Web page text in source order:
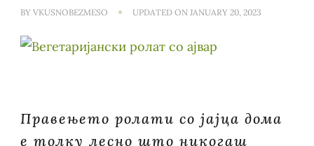
BY VKUSNOBEZMESO UPDATED ON JANUARY 20, 2023
Правењето ролати со јајца дома
е толку лесно што никогаш